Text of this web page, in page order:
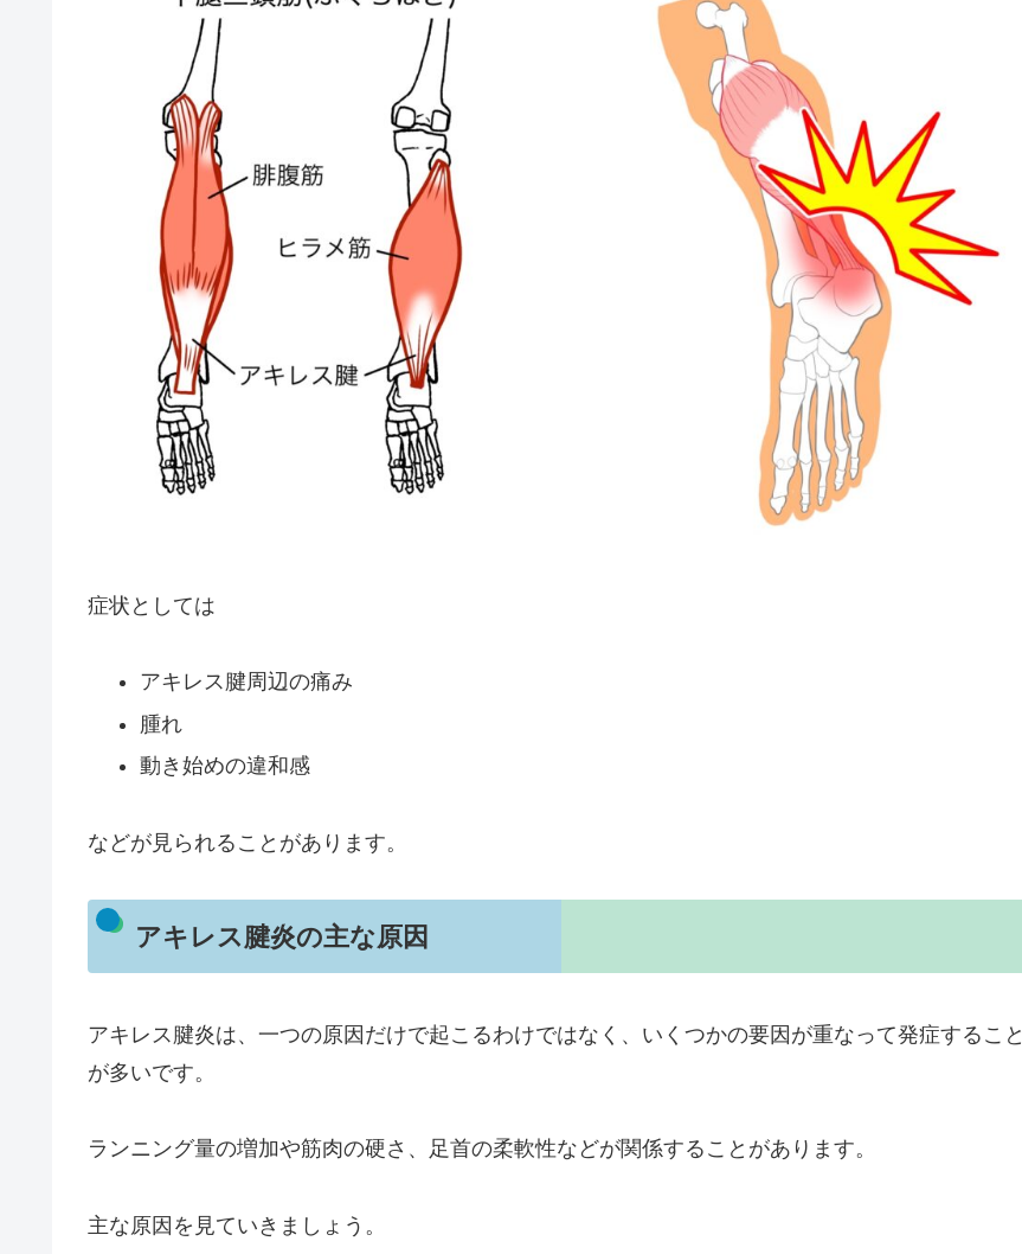
症状としては
アキレス腱周辺の痛み
腫れ
動き始めの違和感
などが見られることがあります。
アキレス腱炎の主な原因
アキレス腱炎は、一つの原因だけで起こるわけではなく、いくつかの要因が重なって発症すること
が多いです。
ランニング量の増加や筋肉の硬さ、足首の柔軟性などが関係することがあります。
主な原因を見ていきましょう。